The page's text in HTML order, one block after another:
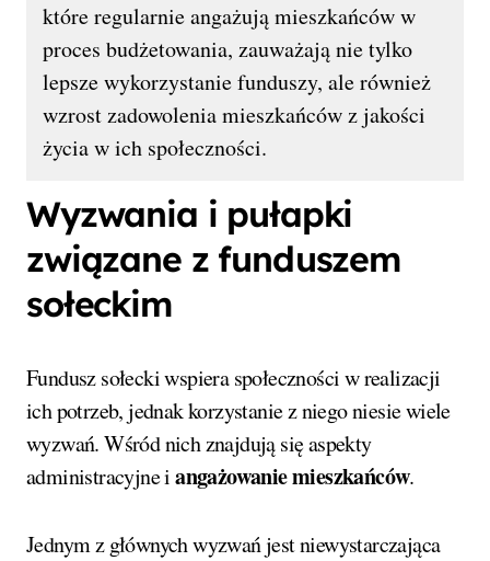
które regularnie angażują mieszkańców w
proces budżetowania, zauważają nie tylko
lepsze wykorzystanie funduszy, ale również
wzrost zadowolenia mieszkańców z jakości
życia w ich społeczności.
Wyzwania i pułapki
związane z funduszem
sołeckim
Fundusz sołecki wspiera społeczności w realizacji
ich potrzeb, jednak korzystanie z niego niesie wiele
wyzwań. Wśród nich znajdują się aspekty
administracyjne iangażowanie mieszkańców.
Jednym z głównych wyzwań jest niewystarczająca